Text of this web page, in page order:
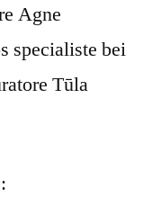
Agne
specialiste bei
Tūla